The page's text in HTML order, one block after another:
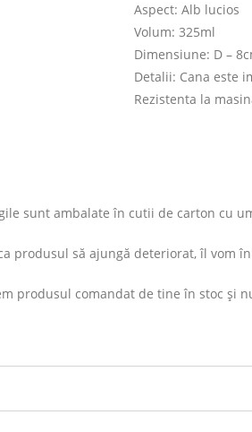
Aspect: Alb lucios
Volum: 325ml
Dimensiune: D –
Detalii: Cana este
Rezistenta la
sunt ambalate în cutii de carton cu
produsul să ajungă deteriorat, îl vom
produsul comandat de tine în stoc